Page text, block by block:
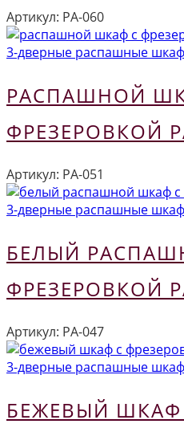
Артикул: РА-060
3-дверные распашные
РАСПАШНОЙ
ФРЕЗЕРОВКОЙ
Артикул: РА-051
3-дверные распашные
БЕЛЫЙ
ФРЕЗЕРОВКОЙ
Артикул: РА-047
3-дверные распашные
БЕЖЕВЫЙ ШКАФ